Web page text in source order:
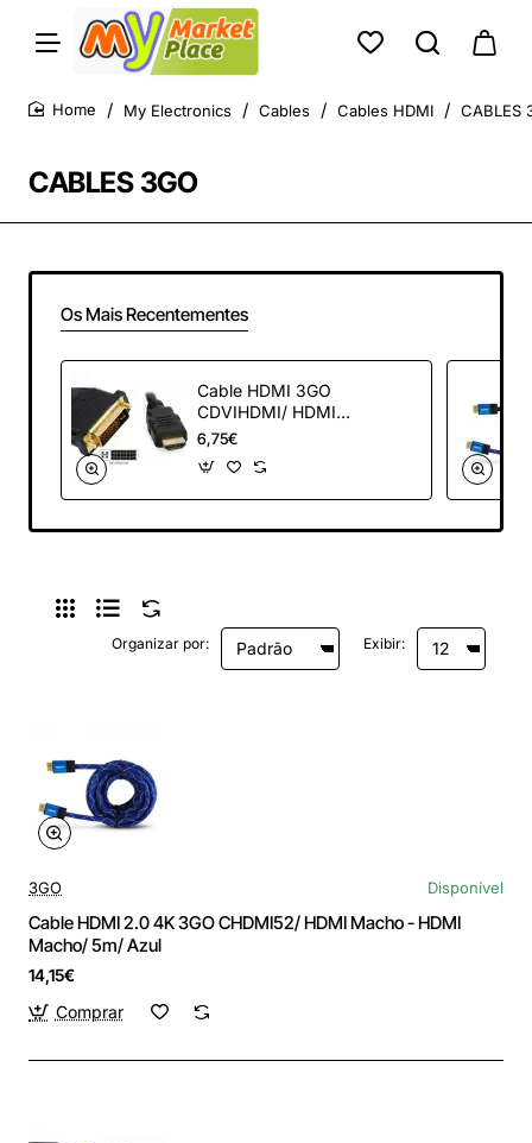
CABLES 3GO
My Electronics Cables Cables HDMI CABLES
Os Mais Recentementes
Cable HDMI 3GO
CDVIHDMI/ HDMI
Macho - DVI
Macho/ 1.8m/
Negro
6,75€
Organizar por: Exibir:
3GO Disponível
Cable HDMI 2.0 4K 3GO CHDMI52/ HDMI Macho - HDMI
Macho/ 5m/ Azul
14,15€
Comprar